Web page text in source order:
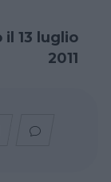
13 luglio
2011